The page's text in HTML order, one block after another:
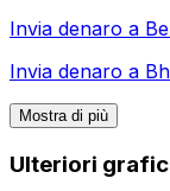
Invia denaro a
Invia denaro a
Mostra di più
Ulteriori